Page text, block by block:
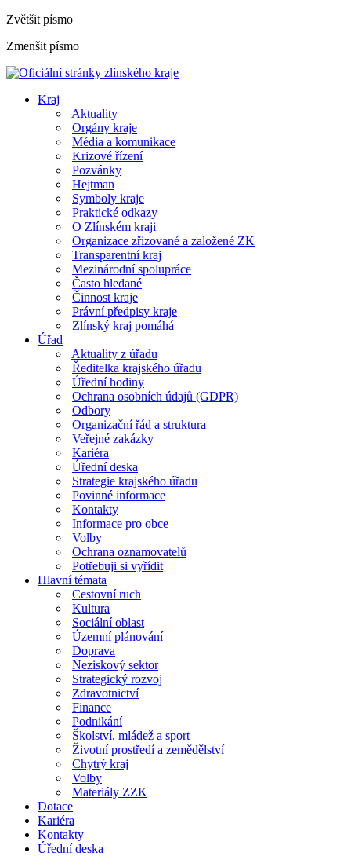
Zvětšit písmo
Zmenšit písmo
Kraj
Aktuality
Orgány kraje
Média a komunikace
Krizové řízení
Pozvánky
Hejtman
Symboly kraje
Praktické odkazy
O Zlínském kraji
Organizace zřizované a založené ZK
Transparentní kraj
Mezinárodní spolupráce
Často hledané
Činnost kraje
Právní předpisy kraje
Zlínský kraj pomáhá
Úřad
Aktuality z úřadu
Ředitelka krajského úřadu
Úřední hodiny
Ochrana osobních údajů (GDPR)
Odbory
Organizační řád a struktura
Veřejné zakázky
Kariéra
Úřední deska
Strategie krajského úřadu
Povinné informace
Kontakty
Informace pro obce
Volby
Ochrana oznamovatelů
Potřebuji si vyřídit
Hlavní témata
Cestovní ruch
Kultura
Sociální oblast
Územní plánování
Doprava
Neziskový sektor
Strategický rozvoj
Zdravotnictví
Finance
Podnikání
Školství, mládež a sport
Životní prostředí a zemědělství
Chytrý kraj
Volby
Materiály ZZK
Dotace
Kariéra
Kontakty
Úřední deska